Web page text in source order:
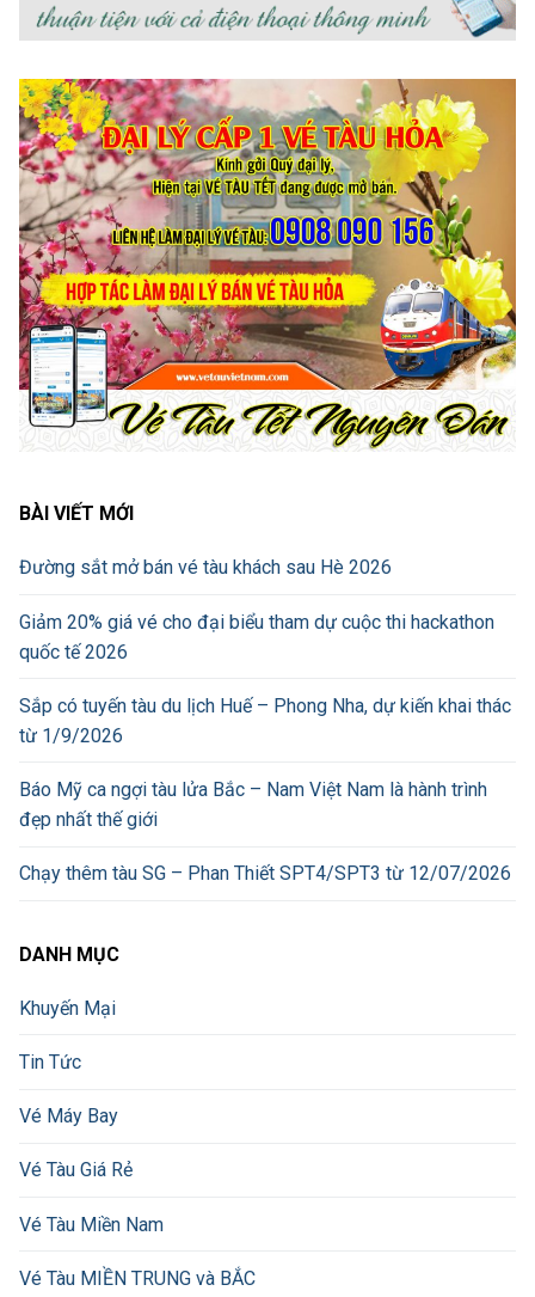
BÀI VIẾT MỚI
Đường sắt mở bán vé tàu khách sau Hè 2026
Giảm 20% giá vé cho đại biểu tham dự cuộc thi hackathon
quốc tế 2026
Sắp có tuyến tàu du lịch Huế – Phong Nha, dự kiến khai thác
từ 1/9/2026
Báo Mỹ ca ngợi tàu lửa Bắc – Nam Việt Nam là hành trình
đẹp nhất thế giới
Chạy thêm tàu SG – Phan Thiết SPT4/SPT3 từ 12/07/2026
DANH MỤC
Khuyến Mại
Tin Tức
Vé Máy Bay
Vé Tàu Giá Rẻ
Vé Tàu Miền Nam
Vé Tàu MIỀN TRUNG và BẮC